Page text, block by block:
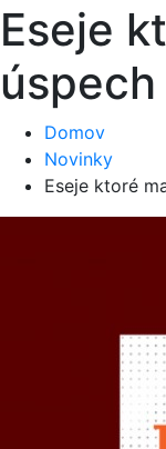
Eseje
úspech
Domov
Novinky
Eseje ktoré